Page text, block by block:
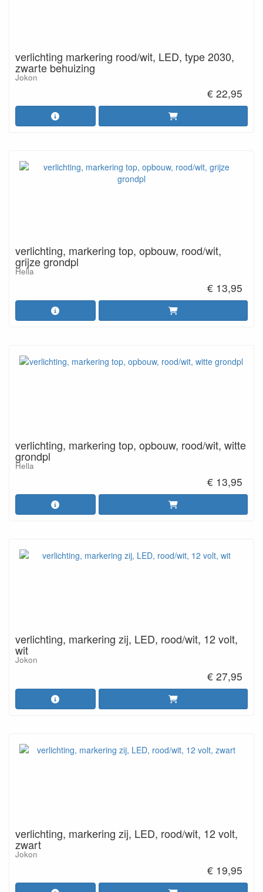
verlichting markering rood/wit, LED, type 2030,
zwarte behuizing
Jokon
€ 22,95
verlichting, markering top, opbouw, rood/wit,
grijze grondpl
Hella
€ 13,95
verlichting, markering top, opbouw, rood/wit, witte
grondpl
Hella
€ 13,95
verlichting, markering zij, LED, rood/wit, 12 volt,
wit
Jokon
€ 27,95
verlichting, markering zij, LED, rood/wit, 12 volt,
zwart
Jokon
€ 19,95